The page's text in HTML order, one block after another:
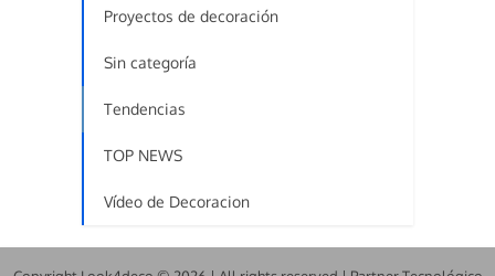
Proyectos de decoración
Sin categoría
Tendencias
TOP NEWS
Vídeo de Decoracion